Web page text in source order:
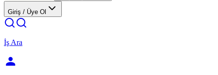
Giriş / Üye Ol
İş Ara